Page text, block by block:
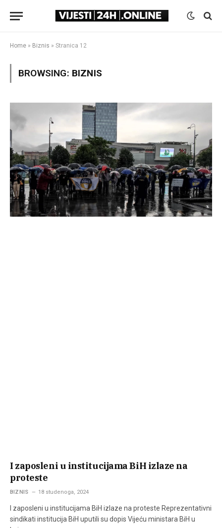
Home » Biznis » Stranica 12
BROWSING: BIZNIS
I zaposleni u institucijama BiH izlaze na
proteste
BIZNIS 18 studenoga, 2024
I zaposleni u institucijama BiH izlaze na proteste Reprezentativni
sindikati institucija BiH uputili su dopis Vijeću ministara BiH u